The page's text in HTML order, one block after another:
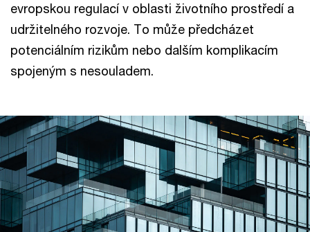
evropskou regulací v oblasti životního prostředí a
udržitelného rozvoje. To může předcházet
potenciálním rizikům nebo dalším komplikacím
spojeným s nesouladem.